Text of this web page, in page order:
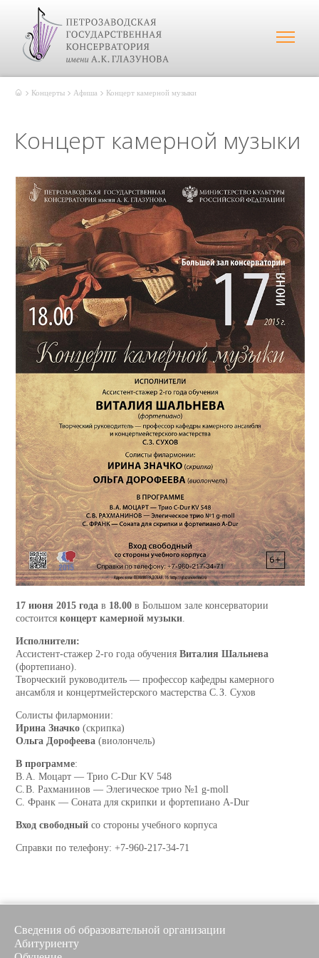
Концерты Афиша Концерт камерной музыки
Концерт камерной музыки
17 июня 2015 года в 18.00 в Большом зале консерватории
состоится концерт камерной музыки.
Исполнители:
Ассистент-стажер 2-го года обучения Виталия Шальнева
(фортепиано).
Творческий руководитель — профессор кафедры камерного
ансамбля и концертмейстерского мастерства С. З. Сухов
Солисты филармонии:
Ирина Значко (скрипка)
Ольга Дорофеева (виолончель)
В программе:
В. А. Моцарт — Трио C-Dur KV 548
С. В. Рахманинов — Элегическое трио №1 g-moll
С. Франк — Соната для скрипки и фортепиано A-Dur
Вход свободный со стороны учебного корпуса
Справки по телефону: +7-960-217-34-71
Сведения об образовательной организации
Абитуриенту